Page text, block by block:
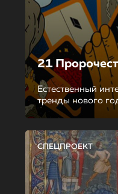
21
Естественный
тренды нового
СПЕЦПРОЕКТ